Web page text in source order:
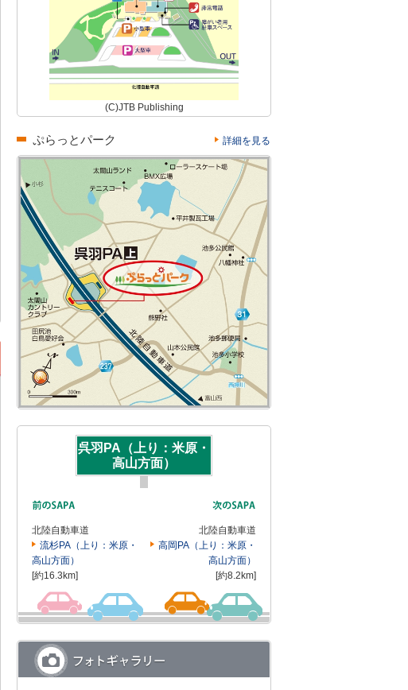
(C)JTB Publishing
ぷらっとパーク 詳細を見る
呉羽PA（上り：米原・
高山方面）
北陸自動車道
流杉PA（上り：米原・
高山方面）
[約16.3km]
北陸自動車道
高岡PA（上り：米原・
高山方面）
[約8.2km]